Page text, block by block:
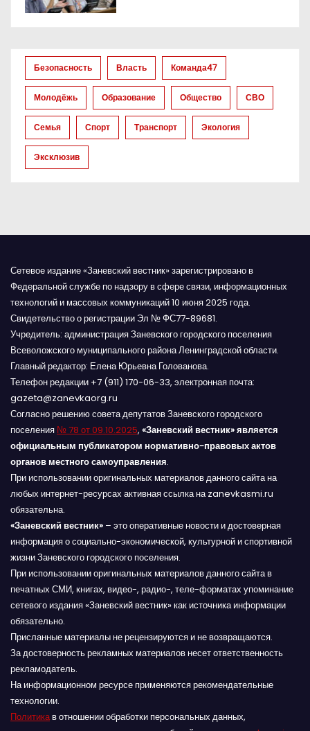
о
а
п
Безопасность Власть Команда47
Молодёжь Образование Общество СВО
Семья Спорт Транспорт Экология
Эксклюзив
Сетевое издание «Заневский вестник» зарегистрировано в
Федеральной службе по надзору в сфере связи, информационных
технологий и массовых коммуникаций 10 июня 2025 года.
Свидетельство о регистрации Эл № ФС77-89681.
Учредитель: администрация Заневского городского поселения
Всеволожского муниципального района Ленинградской области.
Главный редактор: Елена Юрьевна Голованова.
Телефон редакции +7 (911) 170-06-33, электронная почта:
gazeta@zanevkaorg.ru
Согласно решению совета депутатов Заневского городского
поселения № 78 от 09.10.2025, «Заневский вестник» является
официальным публикатором нормативно-правовых актов
органов местного самоуправления.
При использовании оригинальных материалов данного сайта на
любых интернет-ресурсах активная ссылка на zanevkasmi.ru
обязательна.
«Заневский вестник» – это оперативные новости и достоверная
информация о социально-экономической, культурной и спортивной
жизни Заневского городского поселения.
При использовании оригинальных материалов данного сайта в
печатных СМИ, книгах, видео-, радио-, теле-форматах упоминание
сетевого издания «Заневский вестник» как источника информации
обязательно.
Присланные материалы не рецензируются и не возвращаются.
За достоверность рекламных материалов несет ответственность
рекламодатель.
На информационном ресурсе применяются рекомендательные
технологии.
Политикав отношении обработки персональных данных,